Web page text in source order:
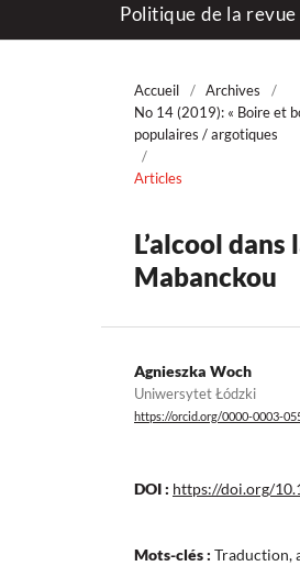
Politique de la revue
Accueil / Archives
/
No 14 (2019): « Boire et
populaires / argotiques
/
Articles
L’alcool
Mabanckou
Agnieszka Woch
Uniwersytet Łódzki
https://orcid.org/0000-0003-
DOI : https://doi.org/
Mots-clés : Traduction,